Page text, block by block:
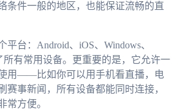
条件一般的地区，也能保证流畅的直
平台：Android、iOS、Windows、
所有常用设备。更重要的是，它允许一
用——比如你可以用手机看直播，电
赛事新闻，所有设备都能同时连接，
常方便。